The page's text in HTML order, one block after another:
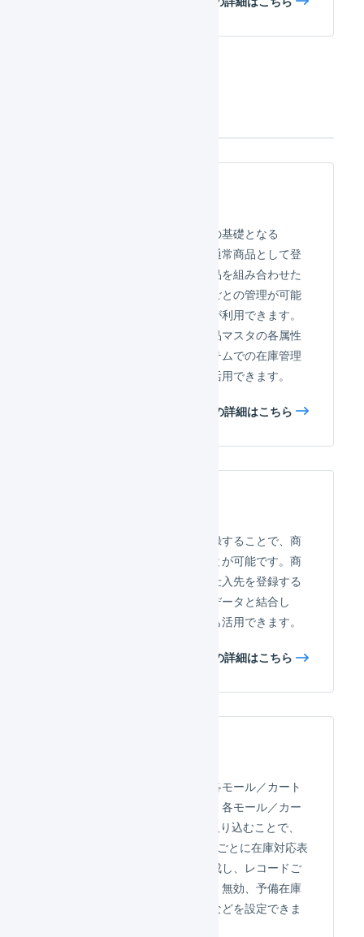
商品マスタは、在庫レポートの基礎となる
SKU（最小在庫管理単位）を通常商品として登
録できるほか、複数の通常商品を組み合わせた
セット商品、通常商品の入数ごとの管理が可能
な集合包装といった商品区分が利用できます。
在庫レポートと結合して、商品マスタの各属性
を出力することで、既存システムでの在庫管理
や、会計資料の作成などにも活用できます。
商品マスタの詳細はこちら
商品の仕入先情報を事前に登録することで、商
品の調達業務を効率化することが可能です。商
品マスタごとにデフォルトの仕入先を登録する
こともできるほか、入荷予定データと結合し
て、仕入データの分析などにも活用できます。
仕入先マスタの詳細はこちら
論理在庫レポートをもとに、各モール／カート
と簡単に在庫連携が可能です。各モール／カー
トの出品情報をLOGILESSに取り込むことで、
店舗×商品マスタの組み合わせごとに在庫対応表
と呼ばれるレコードを自動作成し、レコードご
とに細かく、在庫連携の有効・無効、予備在庫
数、上限在庫数、下限在庫数などを設定できま